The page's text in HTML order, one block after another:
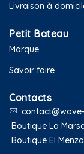
Livraison à
Petit Bateau
Marque
Savoir faire
Contacts
Boutique La
Boutique El